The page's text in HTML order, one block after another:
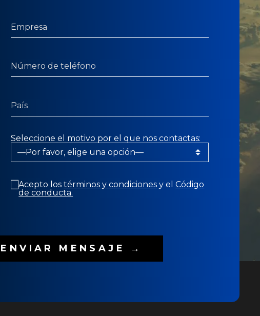
Seleccione el motivo por el que nos contactas:
Acepto lostérminos y condiciones y elCódigo
de conducta.